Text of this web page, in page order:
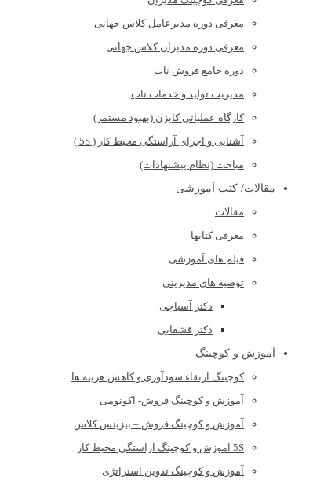
معرفی دوره مدیرعامل کلاس جهانی
معرفی دوره مدیران کلاس جهانی
دوره جامع فروش ناب
مدیریت تولید و خدمات ناب
کارگاه عملیاتی کایزن (بهبود مستمر)
آشنایی و اجرای آراستگی محیط کار ( 5S )
مباحث (نظام پیشنهادات)
مقالات/ کتب آموزشی
مقالات
معرفی کتابها
فیلم های آموزشی
توصیه های مدیریتی
دکتر آسیاچی
دکتر قشقایی
آموزش و کوچینگ
کوچینگ ارتقاء سودآوری و کاهش هزینه ها
آموزش و کوچینگ فروش- اکونومی
آموزش و کوچینگ فروش – بیزینس کلاس
5S آموزش و کوچینگ آراستگی محیط کار
آموزش و کوچینگ تدوین استراتژی